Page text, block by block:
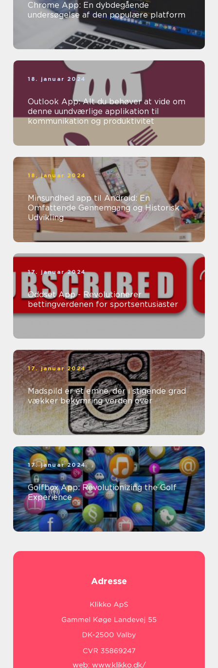
Chrome App: En dybdegående
undersøgelse af den populære platform
18. januar 2024
Outlook App: Alt du behøver at vide om
denne uundværlige applikation til
kommunikation og produktivitet
18. januar 2024
Minsundhed app til Android: En
Omfattende Gennemgang og Historisk
Udvikling
17. januar 2024
Oddset App - Revolutionerer
bettingverdenen for sportsentusiaster
17. januar 2024
Madspild er et emne, der i stigende grad
vækker bekymring verden over
17. januar 2024
Golfbox App: Revolutionizing the Golf
Experience
Adresse
web: www.klikko.dk/